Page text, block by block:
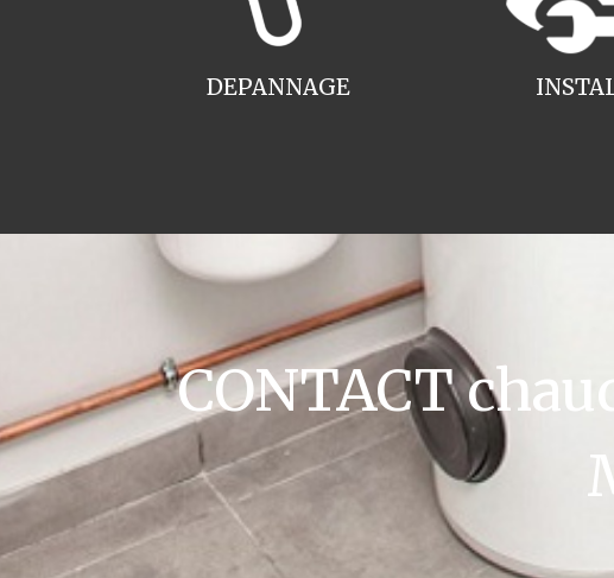
DEPANNAGE
CONTACT